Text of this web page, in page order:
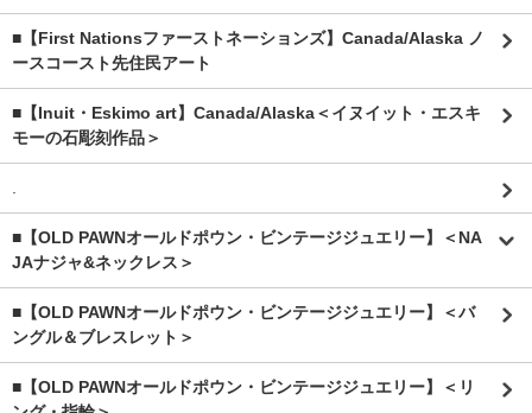
■【First Nationsファーストネーションズ】Canada/Alaska ノ
ースコースト先住民アート
■【Inuit・Eskimo art】Canada/Alaska＜イヌイット・エスキ
モーの石彫刻作品＞
.
■【OLD PAWNオールドポウン・ビンテージジュエリー】＜NA
JAナジャ&ネックレス＞
■【OLD PAWNオールドポウン・ビンテージジュエリー】＜バ
ングル＆ブレスレット＞
■【OLD PAWNオールドポウン・ビンテージジュエリー】＜リ